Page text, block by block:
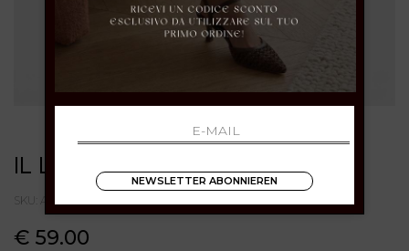
IL LACCIO
SKU: A200PELLENERO
€ 59.00
NEWSLETTER ABONNIEREN